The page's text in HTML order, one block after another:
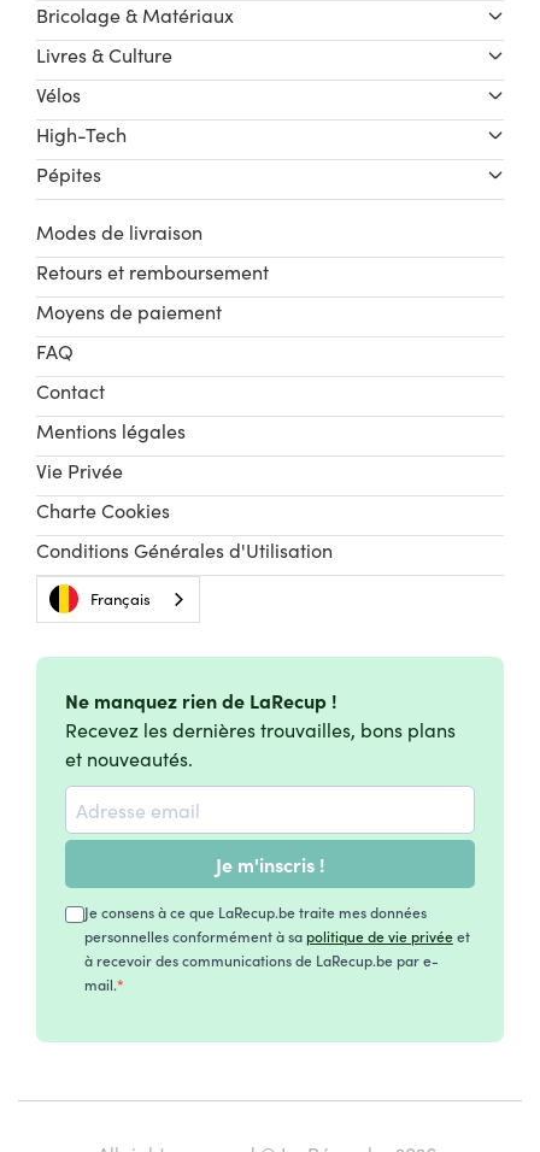
Bricolage & Matériaux
Livres & Culture
Vélos
High-Tech
Pépites
Modes de livraison
Retours et remboursement
Moyens de paiement
FAQ
Contact
Mentions légales
Vie Privée
Charte Cookies
Conditions Générales d'Utilisation
Français
Ne manquez rien de LaRecup !
Recevez les dernières trouvailles, bons plans
et nouveautés.
Je m'inscris !
Je consens à ce que LaRecup.be traite mes données
personnelles conformément à sapolitique de vie privéeet
à recevoir des communications de LaRecup.be par e-
mail.